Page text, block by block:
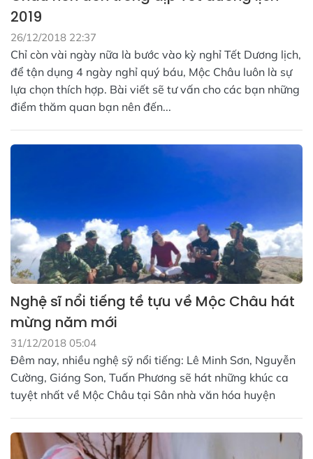
2019
26/12/2018 22:37
Chỉ còn vài ngày nữa là bước vào kỳ nghỉ Tết Dương lịch,
để tận dụng 4 ngày nghỉ quý báu, Mộc Châu luôn là sự
lựa chọn thích hợp. Bài viết sẽ tư vấn cho các bạn những
điểm thăm quan bạn nên đến...
Nghệ sĩ nổi tiếng tề tựu về Mộc Châu hát
mừng năm mới
31/12/2018 05:04
Đêm nay, nhiều nghệ sỹ nổi tiếng: Lê Minh Sơn, Nguyễn
Cường, Giáng Son, Tuấn Phương sẽ hát những khúc ca
tuyệt nhất về Mộc Châu tại Sân nhà văn hóa huyện